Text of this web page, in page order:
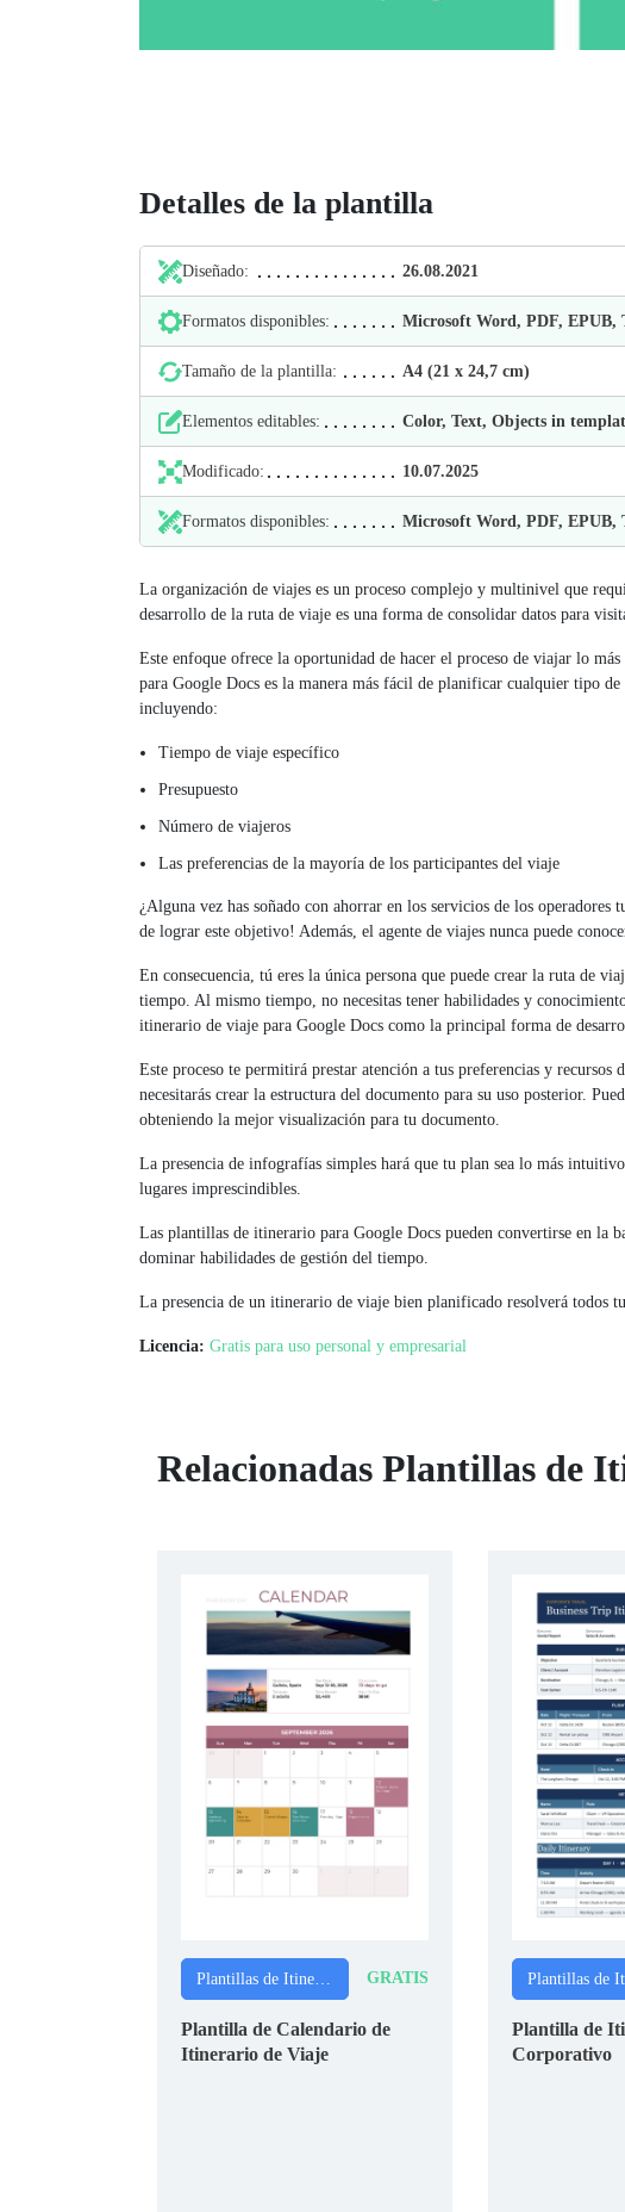
Detalles de la plantilla
Diseñado: 26.08.2021
Formatos disponibles: Microsoft Word, PDF, EPUB,
Tamaño de la plantilla: А4 (21 х 24,7 cm)
Elementos editables: Color, Text, Objects in
Modificado: 10.07.2025
Formatos disponibles: Microsoft Word, PDF, EPUB,
La organización de viajes es un proceso complejo y multinivel que
desarrollo de la ruta de viaje es una forma de consolidar datos para
Este enfoque ofrece la oportunidad de hacer el proceso de viajar lo
para Google Docs es la manera más fácil de planificar cualquier tipo
incluyendo:
Tiempo de viaje específico
Presupuesto
Número de viajeros
Las preferencias de la mayoría de los participantes del viaje
¿Alguna vez has soñado con ahorrar en los servicios de los
de lograr este objetivo! Además, el agente de viajes nunca puede
En consecuencia, tú eres la única persona que puede crear la ruta de
tiempo. Al mismo tiempo, no necesitas tener habilidades y
itinerario de viaje para Google Docs como la principal forma de
Este proceso te permitirá prestar atención a tus preferencias y
necesitarás crear la estructura del documento para su uso posterior.
obteniendo la mejor visualización para tu documento.
La presencia de infografías simples hará que tu plan sea lo más
lugares imprescindibles.
Las plantillas de itinerario para Google Docs pueden convertirse en la
dominar habilidades de gestión del tiempo.
La presencia de un itinerario de viaje bien planificado resolverá todos
Licencia: Gratis para uso personal y empresarial
Relacionadas Plantillas de
GRATIS
Plantilla de Calendario de
Itinerario de Viaje
Plantilla de
Corporativo